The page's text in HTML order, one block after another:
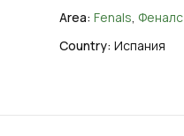
Area: Fenals Феналс
Country: Испания